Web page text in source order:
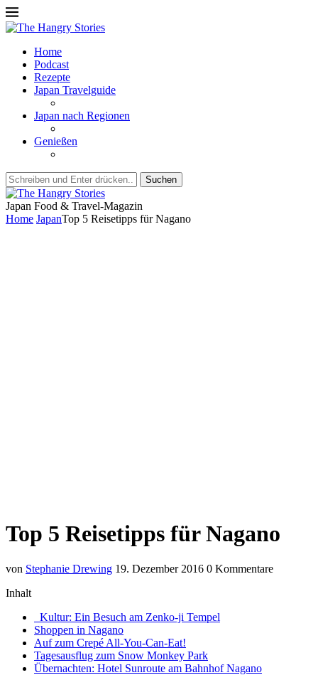
Home
Podcast
Rezepte
Japan Travelguide
Japan nach Regionen
Genießen
Suchen
Japan Food & Travel-Magazin
Home JapanTop 5 Reisetipps für Nagano
Top 5 Reisetipps für Nagano
von Stephanie Drewing 19. Dezember 2016 0 Kommentare
Inhalt
Kultur: Ein Besuch am Zenko-ji Tempel
Shoppen in Nagano
Auf zum Crepé All-You-Can-Eat!
Tagesausflug zum Snow Monkey Park
Übernachten: Hotel Sunroute am Bahnhof Nagano